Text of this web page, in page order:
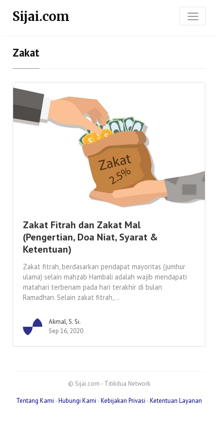
Sijai.com
Zakat
Zakat Fitrah dan Zakat Mal
(Pengertian, Doa Niat, Syarat &
Ketentuan)
Zakat fitrah, berdasarkan pendapat mayoritas (jumhur
ulama) selain mahzab Hambali adalah wajib mendapati
matahari terbenam pada hari terakhir di bulan
Ramadhan. Selain zakat fitrah,...
Akmal, S. Si.
Sep 16, 2020
© Sijai.com - Titikdua Network
Tentang Kami -Hubungi Kami -Kebijakan Privasi -Ketentuan Layanan